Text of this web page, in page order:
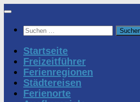
Zum
springenSuchen
Startseite
Freizeitführer
Ferienregionen
Städtereisen
Ferienorte